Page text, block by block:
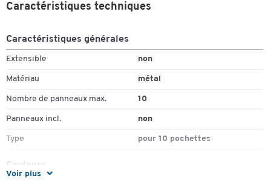
Voir plus
Caractéristiques techniques
Caractéristiques générales
Extensible non
Matériau métal
Nombre de panneaux max. 10
Panneaux incl. non
Type pour 10 pochettes
Couleurs